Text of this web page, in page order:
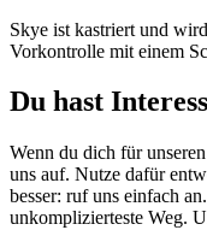
Skye ist kastriert und
Vorkontrolle mit einem
Du hast
Wenn du dich für
uns auf. Nutze dafür
besser: ruf uns einfach
unkomplizierteste Weg.